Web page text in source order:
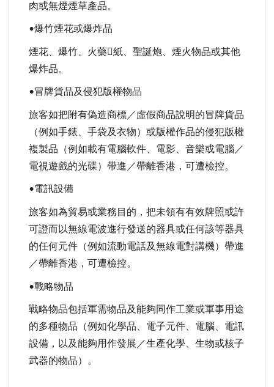
肉或無煙煙草產品。
•爆竹煙花或爆炸品
煙花、爆竹、火藥紙、聖誕炮、煙火物品或其他
爆炸品。
•冒牌貨品及侵犯版權物品
旅客如把附有偽造商標／虛假商品說明的冒牌貨品
（例如手錶、手袋及衣物）或版權作品的侵犯版權
複製品（例如載有電腦軟件、電影、音樂或電腦／
電視遊戲的光碟）帶進／帶離香港，可遭檢控。
•電訊設備
旅客如為貿易或業務目的，把未領有有效牌照或許
可證而以無線電波進行發送的器具或任何該等器具
的任何元件（例如流動電話及無線電對講機）帶進
／帶離香港，可遭檢控。
•戰略物品
戰略物品包括軍需物品及能夠同作工業或軍事用途
的多種物品（例如化學品、電子元件、電腦、電訊
設備，以及能夠用作發展／生產化學、生物或核子
武器的物品）。